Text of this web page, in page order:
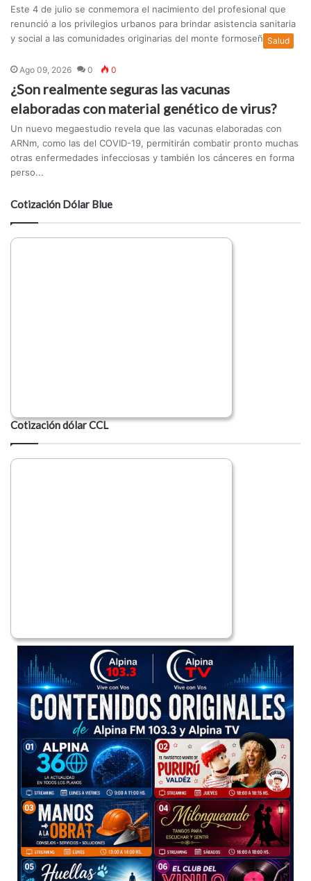
Este 4 de julio se conmemora el nacimiento del profesional que
renunció a los privilegios urbanos para brindar asistencia sanitaria
y social a las comunidades originarias del monte formoseño....Salud
Ago 09, 2026 0 0
¿Son realmente seguras las vacunas
elaboradas con material genético de virus?
Un nuevo megaestudio revela que las vacunas elaboradas con
ARNm, como las del COVID-19, permitirán combatir pronto muchas
otras enfermedades infecciosas y también los cánceres en forma
perso...
Cotización Dólar Blue
Cotización dólar CCL